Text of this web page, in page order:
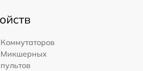
Коммутаторов
Микшерных
пультов